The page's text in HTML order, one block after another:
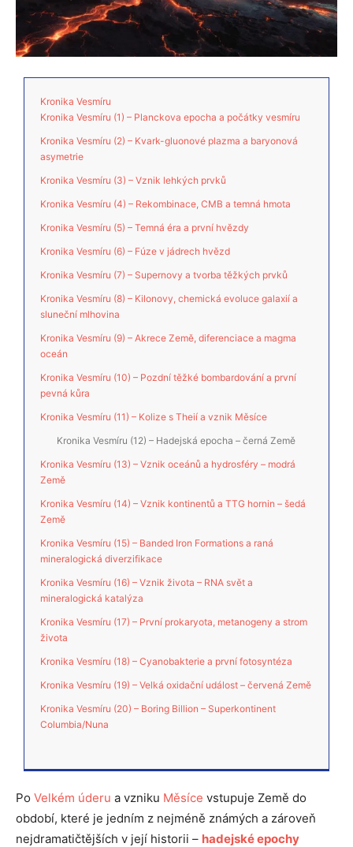
Kronika Vesmíru
Kronika Vesmíru (1) – Planckova epocha a počátky vesmíru
Kronika Vesmíru (2) – Kvark-gluonové plazma a baryonová
asymetrie
Kronika Vesmíru (3) – Vznik lehkých prvků
Kronika Vesmíru (4) – Rekombinace, CMB a temná hmota
Kronika Vesmíru (5) – Temná éra a první hvězdy
Kronika Vesmíru (6) – Fúze v jádrech hvězd
Kronika Vesmíru (7) – Supernovy a tvorba těžkých prvků
Kronika Vesmíru (8) – Kilonovy, chemická evoluce galaxií a
sluneční mlhovina
Kronika Vesmíru (9) – Akrece Země, diferenciace a magma
oceán
Kronika Vesmíru (10) – Pozdní těžké bombardování a první
pevná kůra
Kronika Vesmíru (11) – Kolize s Theií a vznik Měsíce
Kronika Vesmíru (12) – Hadejská epocha – černá Země
Kronika Vesmíru (13) – Vznik oceánů a hydrosféry – modrá
Země
Kronika Vesmíru (14) – Vznik kontinentů a TTG hornin – šedá
Země
Kronika Vesmíru (15) – Banded Iron Formations a raná
mineralogická diverzifikace
Kronika Vesmíru (16) – Vznik života – RNA svět a
mineralogická katalýza
Kronika Vesmíru (17) – První prokaryota, metanogeny a strom
života
Kronika Vesmíru (18) – Cyanobakterie a první fotosyntéza
Kronika Vesmíru (19) – Velká oxidační událost – červená Země
Kronika Vesmíru (20) – Boring Billion – Superkontinent
Columbia/Nuna
Po Velkém úderu a vzniku Měsíce vstupuje Země do
období, které je jedním z nejméně známých a zároveň
nejdramatičtějších v její historii – hadejské epochy